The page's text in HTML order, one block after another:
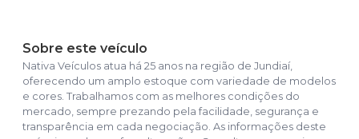
Sobre este veículo
Nativa Veículos atua há 25 anos na região de Jundiaí,
oferecendo um amplo estoque com variedade de modelos
e cores. Trabalhamos com as melhores condições do
mercado, sempre prezando pela facilidade, segurança e
transparência em cada negociação. As informações deste